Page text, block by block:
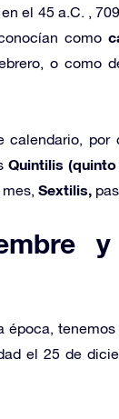
el 45 a.C. ,
como
o como
por
Quintilis
Sextilis,
época,
el 25 de